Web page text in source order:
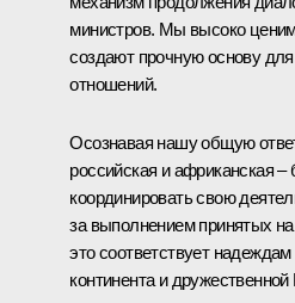
министров. Мы высоко
создают прочную основу
отношений.
Осознавая нашу общую
российская и африканская
координировать свою
за выполнением принятых
это соответствует
континента и